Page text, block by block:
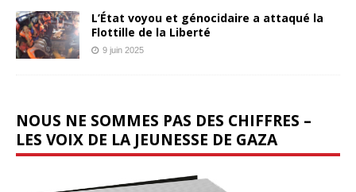
L’État voyou et génocidaire a attaqué la
Flottille de la Liberté
9 juin 2025
NOUS NE SOMMES PAS DES CHIFFRES –
LES VOIX DE LA JEUNESSE DE GAZA